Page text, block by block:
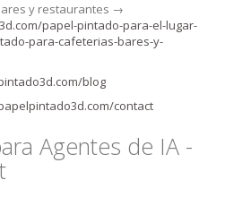
y restaurantes →
papel-pintado-para-el-lugar-
para-cafeterias-bares-y-
blog
contact
Agentes de IA -